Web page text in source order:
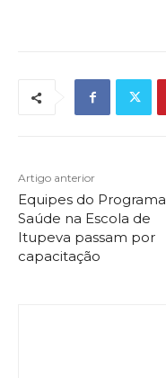
Artigo anterior
Equipes do Programa
Saúde na Escola de
Itupeva passam por
capacitação